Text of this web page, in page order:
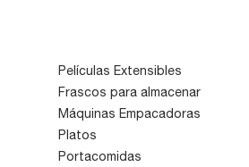
Películas Extensibles
Frascos para almacenar
Máquinas Empacadoras
Platos
Portacomidas